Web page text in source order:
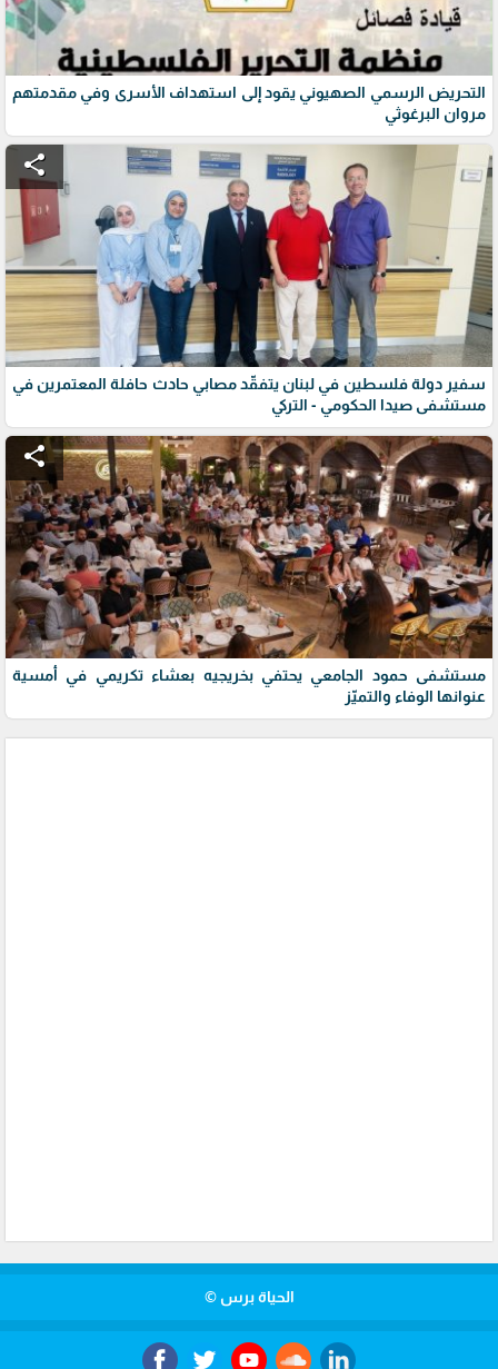
التحريض الرسمي الصهيوني يقود إلى استهداف الأسرى وفي مقدمتهم
مروان البرغوثي
share
سفير دولة فلسطين في لبنان يتفقّد مصابي حادث حافلة المعتمرين في
مستشفى صيدا الحكومي - التركي
share
مستشفى حمود الجامعي يحتفي بخريجيه بعشاء تكريمي في أمسية
عنوانها الوفاء والتميّز
الحياة برس ©